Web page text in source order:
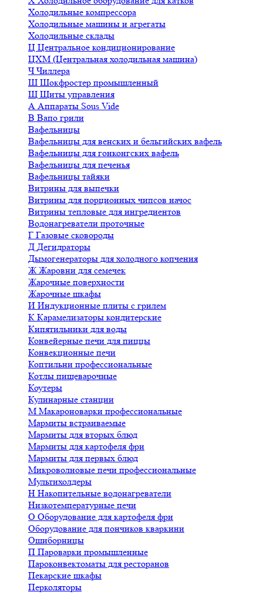
Холодильные компрессора
Холодильные машины и агрегаты
Холодильные склады
Ц Центральное кондиционирование
ЦХМ (Центральная холодильная машина)
ЧЧиллера
Ш Шокфростер промышленный
Щ Щиты управления
А Аппараты Sous Vide
В Вапо грили
Вафельницы
Вафельницы для венских и бельгийских вафель
Вафельницы для гонконгских вафель
Вафельницы для печенья
Вафельницы тайяки
Витрины для выпечки
Витрины для порционных чипсов начос
Витрины тепловые для ингредиентов
Водонагреватели проточные
Г Газовые сковороды
Д Дегидраторы
Дымогенераторы для холодного копчения
ЖЖаровни для семечек
Жарочные поверхности
Жарочные шкафы
И Индукционные плиты с грилем
К Карамелизаторы кондитерские
Кипятильники для воды
Конвейерные печи для пиццы
Конвекционные печи
Коптильни профессиональные
Котлы пищеварочные
Коутеры
Кулинарные станции
М Макароноварки профессиональные
Мармиты встраиваемые
Мармиты для вторых блюд
Мармиты для картофеля фри
Мармиты для первых блюд
Микроволновые печи профессиональные
Мультихолдеры
Н Накопительные водонагреватели
Низкотемпературные печи
О Оборудование для картофеля фри
Оборудование для пончиков кваркини
Ошиборницы
П Пароварки промышленные
Пароконвектоматы для ресторанов
Пекарские шкафы
Перколяторы